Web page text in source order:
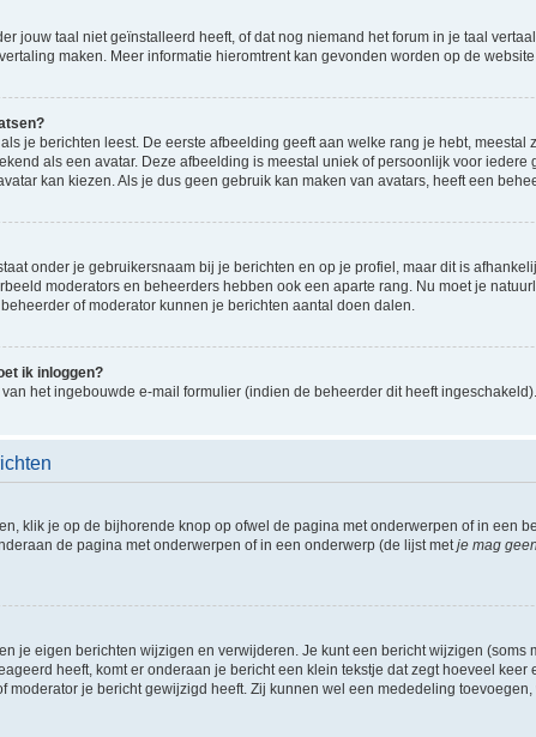
jouw taal niet geïnstalleerd heeft, of dat nog niemand het forum in je taal
maken. Meer informatie hieromtrent kan gevonden worden op de
je berichten leest. De eerste afbeelding geeft aan welke rang je hebt,
als een avatar. Deze afbeelding is meestal uniek of persoonlijk voor
kan kiezen. Als je dus geen gebruik kan maken van avatars, heeft een
onder je gebruikersnaam bij je berichten en op je profiel, maar dit is
moderators en beheerders hebben ook een aparte rang. Nu moet je
of moderator kunnen je berichten aantal doen dalen.
ik inloggen?
het ingebouwde e-mail formulier (indien de beheerder dit heeft
klik je op de bijhorende knop op ofwel de pagina met onderwerpen of in
de pagina met onderwerpen of in een onderwerp (de lijst metje mag
je eigen berichten wijzigen en verwijderen. Je kunt een bericht wijzigen
heeft, komt er onderaan je bericht een klein tekstje dat zegt hoeveel
je bericht gewijzigd heeft. Zij kunnen wel een mededeling